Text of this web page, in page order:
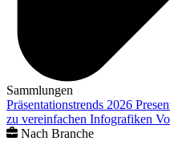
Sammlungen
Präsentationstrends 2026
zu vereinfachen Infografiken
Nach Branche